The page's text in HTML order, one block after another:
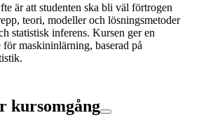
är att studenten ska bli väl förtrogen
teori, modeller och lösningsmetoder
statistisk inferens. Kursen ger en
för maskininlärning, baserad på
kursomgång